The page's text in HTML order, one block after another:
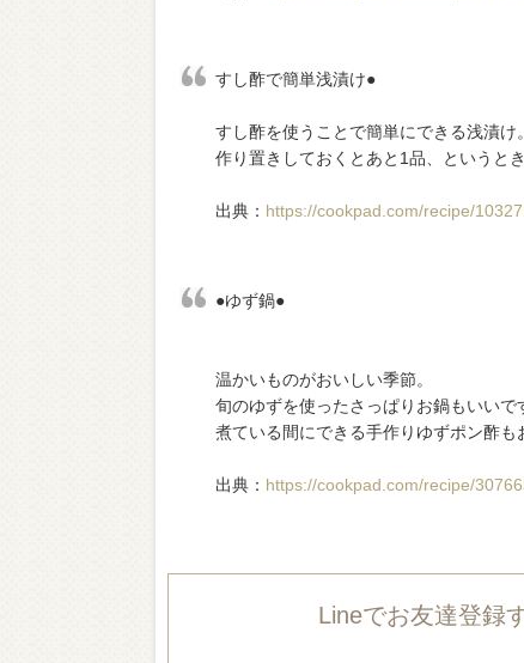
すし酢で簡単浅漬け●
すし酢を使うことで簡単にできる浅漬け。
作り置きしておくとあと1品、というと
出典： https://cookpad.com/recipe/
●ゆず鍋●
温かいものがおいしい季節。
旬のゆずを使ったさっぱりお鍋もいいで
煮ている間にできる手作りゆずポン酢も
出典： https://cookpad.com/recipe/
Lineでお友達登録